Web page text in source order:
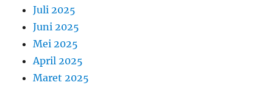
Juli 2025
Juni 2025
Mei 2025
April 2025
Maret 2025